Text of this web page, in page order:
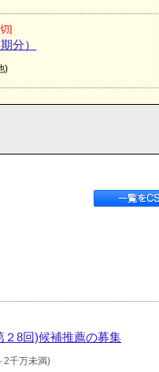
]
分）
)
8回)候補推薦の募集
2千万未満)